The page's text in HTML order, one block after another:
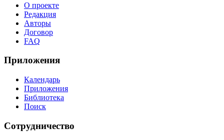
О проекте
Редакция
Авторы
Договор
FAQ
Приложения
Календарь
Приложения
Библиотека
Поиск
Сотрудничество